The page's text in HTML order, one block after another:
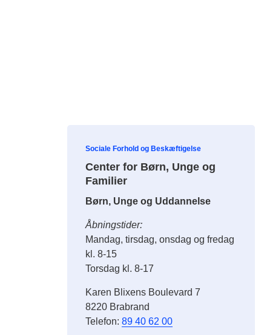
Sociale Forhold og Beskæftigelse
Center for Børn, Unge og
Familier
Børn, Unge og Uddannelse
Åbningstider:
Mandag, tirsdag, onsdag og fredag
kl. 8-15
Torsdag kl. 8-17
Karen Blixens Boulevard 7
8220 Brabrand
Telefon:89 40 62 00